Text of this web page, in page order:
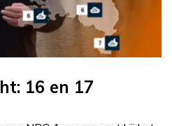
16 en 17